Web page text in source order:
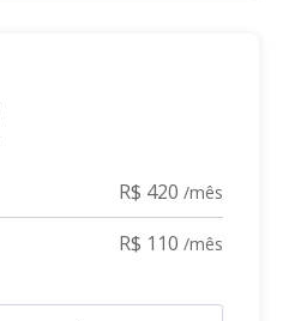
R$ 420 /mês
R$ 110 /mês